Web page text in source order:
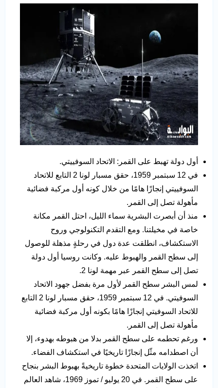
أول دولة تهبط على القمر: الاتحاد السوفييتي.
في 12 سبتمبر 1959، حقق مسبار لونا 2 التابع للاتحاد
السوفييتي إنجازًا هامًا من خلال كونه أول مركبة فضائية
مأهولة تصل إلى القمر.
منذ أن أبصرت البشرية سماء الليل، احتل القمر مكانة
خاصة في مخيلتنا. ومع التقدم التكنولوجي وروح
الاستكشاف، انطلقت عدة دول في رحلةٍ مذهلة للوصول
إلى سطح القمر والهبوط عليه. وكانت روسيا أول دولة
تصل إلى سطح القمر عبر مهمة لونا 2.
لمس البشر سطح القمر لأول مرة بفضل جهود الاتحاد
السوفيتي. في 12 سبتمبر 1959، حقق مسبار لونا 2 التابع
للاتحاد السوفيتي إنجازًا هامًا بكونه أول مركبة فضائية
مأهولة تصل إلى القمر.
ورغم تحطمه على سطح القمر بدلا من هبوطه بهدوء، إلا
أن اصطدامه مثّل إنجازًا تاريخيًا في استكشاف الفضاء.
اتخذت الولايات المتحدة خطوة تاريخيةً بهبوط البشر بنجاح
على سطح القمر. في 20 يوليو / تموز 1969، شاهد العالم